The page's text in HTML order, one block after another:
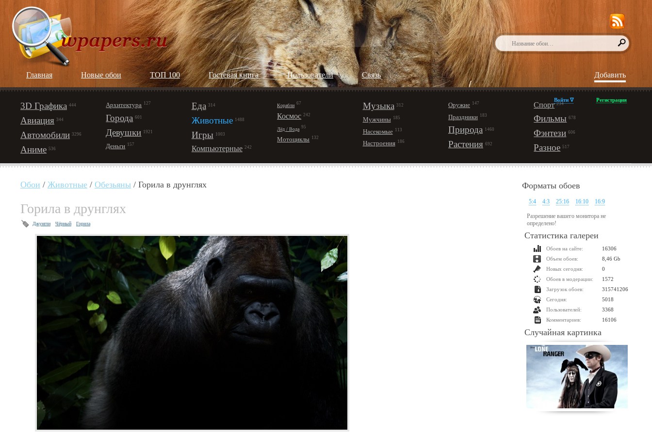
Главная Новые обои ТОП 100 Гостевая книга Пользователи Cвязь Добавить
3D Графика 444
Авиация 344
Автомобили 3296
Аниме 536
Архитектура 127
Города 601
Девушки 1921
Деньги 157
Еда 314
Животные 1488
Игры 1003
Компьютерные 242
Корабли 67
Космос 242
Лёд / Вода 95
Мотоциклы 132
Музыка 312
Мужчины 185
Насекомые 113
Настроения 186
Оружие 147
Праздники 183
Природа 1460
Растения 692
Спорт 234
Фильмы 678
Фэнтези 606
Разное 517
Войти ∇ Регистрация
Обои / Животные / Обезьяны / Горила в друнглях
Горила в друнглях
Джунгли Чёрный Горила
Форматы обоев
5:4 4:3 25:16 16:10 16:9
Разрешение вашего монитора не
определено!
Статистика галереи
Обоев на сайте:
16306
Объем обоев:
8,46 Gb
Новых сегодня:
0
Обоев в модерации:
1572
Загрузок обоев:
315741206
Сегодня:
5018
Пользователей:
3368
Комментариев:
16106
Случайная картинка